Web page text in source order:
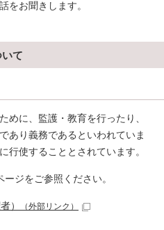
をお聞きします。
て
めに、監護・教育を行ったり、
あり義務であるといわれていま
行使することとされています。
ジをご参照ください。
） （外部リンク）